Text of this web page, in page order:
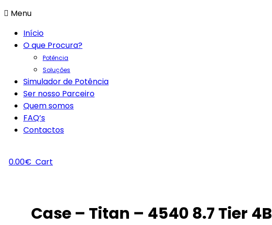
Menu
Início
O que Procura?
Potência
Soluções
Simulador de Potência
Ser nosso Parceiro
Quem somos
FAQ’s
Contactos
0.00€ Cart
Case – Titan – 4540 8.7 Tier 4B